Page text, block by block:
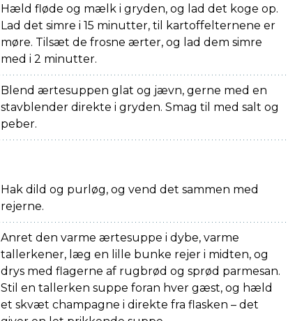
Hæld fløde og mælk i gryden, og lad det koge op.
Lad det simre i 15 minutter, til kartoffelternene er
møre. Tilsæt de frosne ærter, og lad dem simre
med i 2 minutter.
Blend ærtesuppen glat og jævn, gerne med en
stavblender direkte i gryden. Smag til med salt og
peber.
Hak dild og purløg, og vend det sammen med
rejerne.
Anret den varme ærtesuppe i dybe, varme
tallerkener, læg en lille bunke rejer i midten, og
drys med flagerne af rugbrød og sprød parmesan.
Stil en tallerken suppe foran hver gæst, og hæld
et skvæt champagne i direkte fra flasken – det